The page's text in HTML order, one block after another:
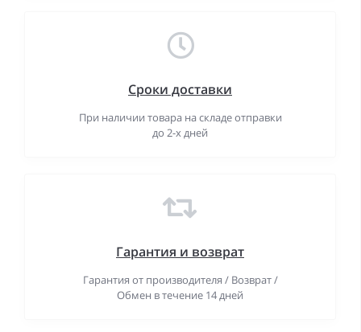
Сроки доставки
При наличии товара на складе отправки
до 2-х дней
Гарантия и возврат
Гарантия от производителя / Возврат /
Обмен в течение 14 дней